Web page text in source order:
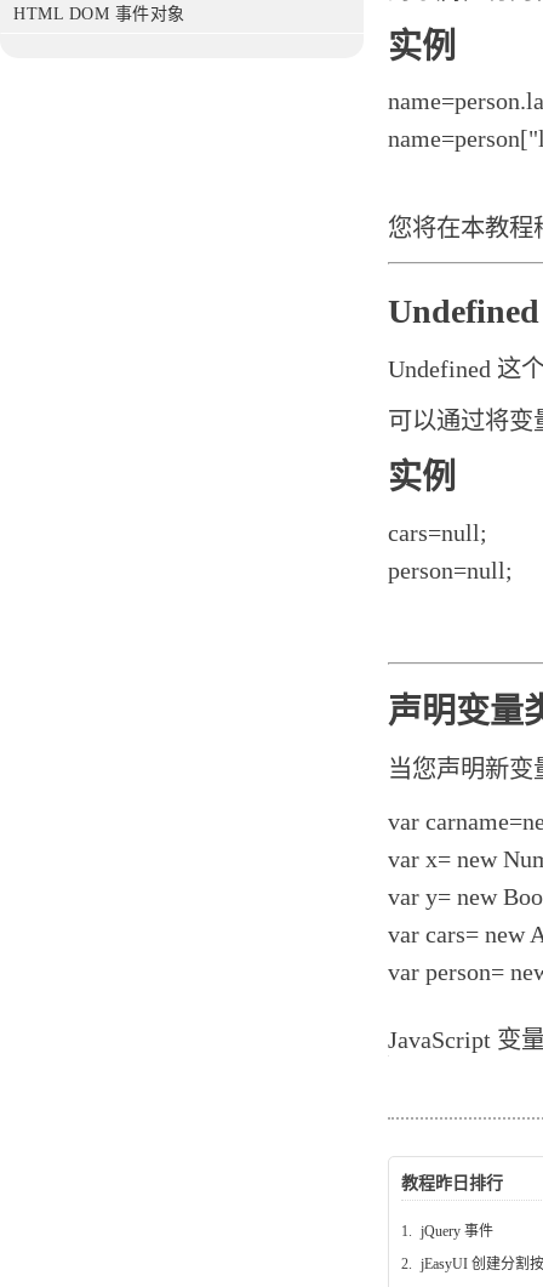
HTML DOM 事件对象
实例
您将在本教程
Undefined 这
可以通过将变
实例
cars=null;
person=null;
声明变量
当您声明新变
var
var x= new
var y= new
var cars= new
var person=
JavaScript 变
教程昨日排行
1. jQuery 事件
2. jEasyUI 创建分割